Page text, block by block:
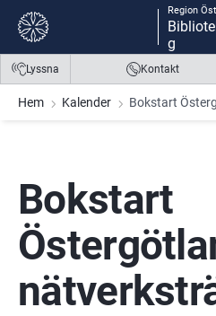
Gå till innehåll
Gå till meny
Gå till sidfot
Region
g
Lyssna Kontakt
Hem Kalender Bokstart
Bokstart